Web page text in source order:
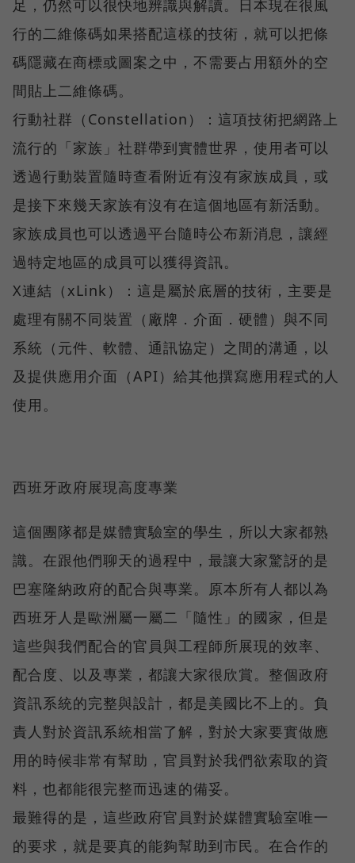
足，仍然可以很快地辨識與解讀。日本現在很風
行的二維條碼如果搭配這樣的技術，就可以把條
碼隱藏在商標或圖案之中，不需要占用額外的空
間貼上二維條碼。
行動社群（Constellation）：這項技術把網路上
流行的「家族」社群帶到實體世界，使用者可以
透過行動裝置隨時查看附近有沒有家族成員，或
是接下來幾天家族有沒有在這個地區有新活動。
家族成員也可以透過平台隨時公布新消息，讓經
過特定地區的成員可以獲得資訊。
X連結（xLink）：這是屬於底層的技術，主要是
處理有關不同裝置（廠牌．介面．硬體）與不同
系統（元件、軟體、通訊協定）之間的溝通，以
及提供應用介面（API）給其他撰寫應用程式的人
使用。
西班牙政府展現高度專業
這個團隊都是媒體實驗室的學生，所以大家都熟
識。在跟他們聊天的過程中，最讓大家驚訝的是
巴塞隆納政府的配合與專業。原本所有人都以為
西班牙人是歐洲屬一屬二「隨性」的國家，但是
這些與我們配合的官員與工程師所展現的效率、
配合度、以及專業，都讓大家很欣賞。整個政府
資訊系統的完整與設計，都是美國比不上的。負
責人對於資訊系統相當了解，對於大家要實做應
用的時候非常有幫助，官員對於我們欲索取的資
料，也都能很完整而迅速的備妥。
最難得的是，這些政府官員對於媒體實驗室唯一
的要求，就是要真的能夠幫助到市民。在合作的